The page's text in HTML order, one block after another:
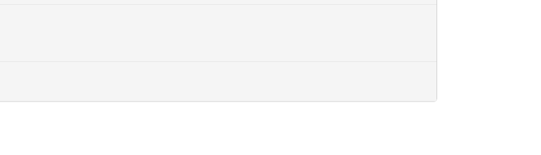
désirent marcher un peu plus « Chemin des Chasses », « Carpodrome » (10 kms environ).
et le long du contre-fossé, il n’est pas possible d’utiliser de vélo ni de poussette !
aux morts avec les ACPG, le porte-drapeau, le Groupe vocal SOLO EN CHŒUR et avec la